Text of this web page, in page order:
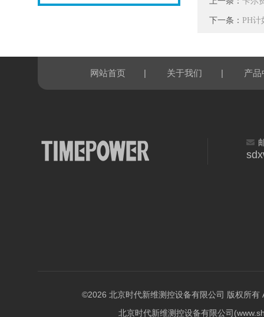
下一条： PH计
网站首页 | 关于我们 | 产品
©2026 北京时代新维测控设备有限公司 版权所有
北京时代新维测控设备有限公司